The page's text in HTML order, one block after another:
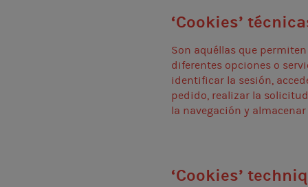
‘Cookies’
Son aquéllas que
diferentes opciones o
identificar la sesión,
pedido, realizar la
la navegación y
‘Cookies’